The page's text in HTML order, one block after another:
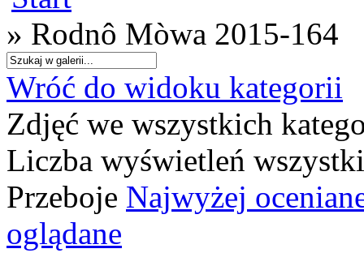
» Rodnô Mòwa 2015-164
Wróć do widoku kategorii
Zdjęć we wszystkich
Liczba wyświetleń
Przeboje Najwyżej
oglądane